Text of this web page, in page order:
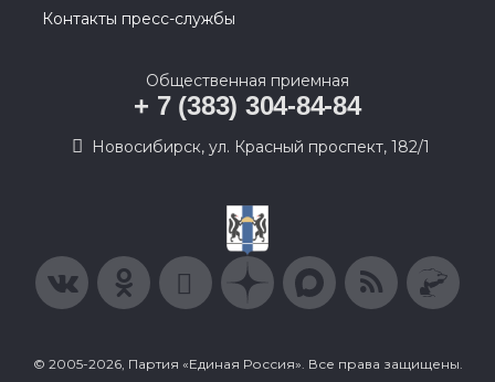
Контакты пресс-службы
Общественная приемная
+ 7 (383) 304-84-84
Новосибирск, ул. Красный проспект, 182/1
© 2005-2026, Партия «Единая Россия». Все права защищены.